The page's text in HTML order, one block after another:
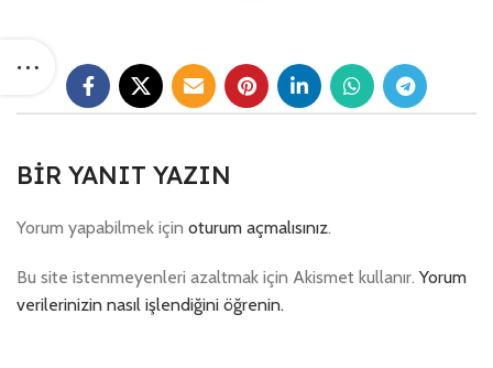
BIR YANIT YAZIN
Yorum yapabilmek için oturum açmalısınız.
Bu site istenmeyenleri azaltmak için Akismet kullanır. Yorum
verilerinizin nasıl işlendiğini öğrenin.